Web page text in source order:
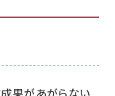
果があがらない